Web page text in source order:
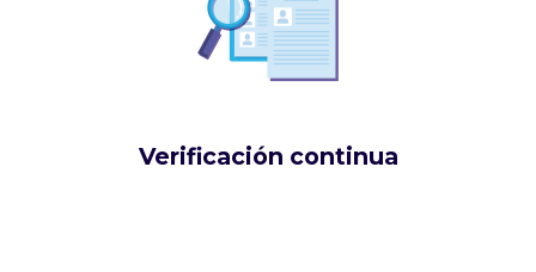
Verificación continua